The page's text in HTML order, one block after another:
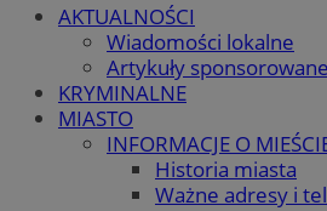
AKTUALNOŚCI
Wiadomości lokalne
Artykuły sponsorowane
KRYMINALNE
MIASTO
INFORMACJE O
Historia miasta
Ważne adresy i